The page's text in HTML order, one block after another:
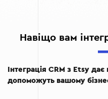
статистику про
ефективність
замовлення та запити
Навіщо вам
Інтеграція CRM з Etsy
допоможуть вашому